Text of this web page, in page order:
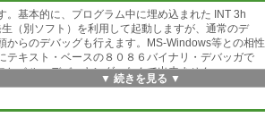
。基本的に、プログラム中に埋め込まれた INT 3h
（別ソフト）を利用して起動しますが、通常のデ
からのデバッグも行えます。MS-Windows等との相性
テキスト・ベースの８０８６バイナリ・デバッガで
レベル・デバッキング」なんて出来ません。
▼ 続きを見る ▼